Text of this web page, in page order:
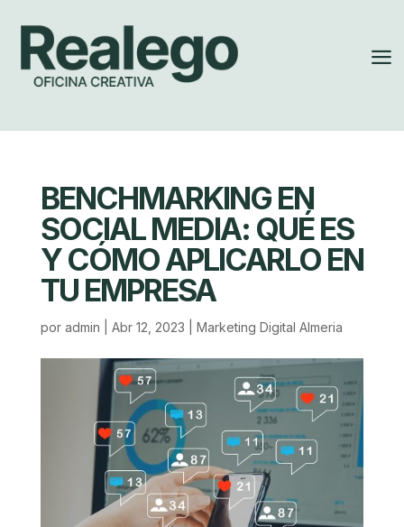
a
BENCHMARKING EN
SOCIAL MEDIA: QUÉ ES
Y CÓMO APLICARLO EN
TU EMPRESA
por admin Abr 12, 2023 Marketing Digital Almeria